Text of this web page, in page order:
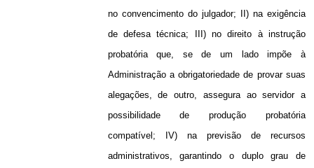
no convencimento do julgador; II) na exigência
de defesa técnica; III) no direito à instrução
probatória que, se de um lado impõe à
Administração a obrigatoriedade de provar suas
alegações, de outro, assegura ao servidor a
possibilidade de produção probatória
compatível; IV) na previsão de recursos
administrativos, garantindo o duplo grau de